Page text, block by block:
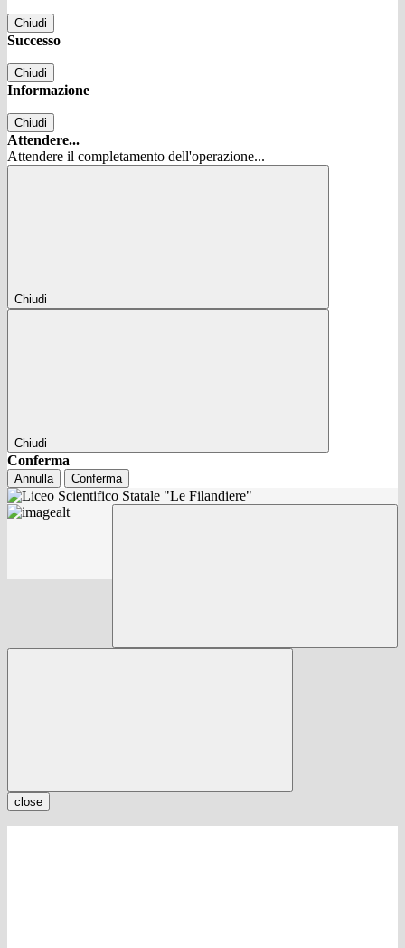
Chiudi
Successo
Chiudi
Informazione
Chiudi
Attendere...
Attendere il completamento dell'operazione...
Chiudi
Chiudi
Conferma
Annulla Conferma
close